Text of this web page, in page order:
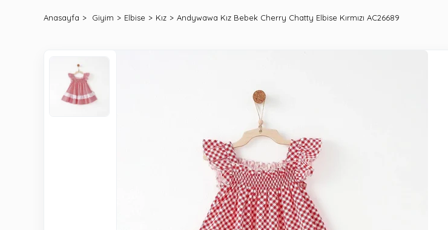
Anasayfa Giyim Elbise Kız Andywawa Kız Bebek Cherry Chatty Elbise Kırmızı AC26689